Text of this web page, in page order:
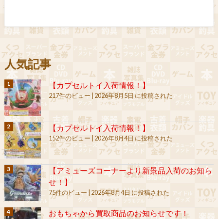
人気記事
【カプセルトイ入荷情報！】
217件のビュー 2026年8月5日 に投稿された
【カプセルトイ入荷情報！】
152件のビュー 2026年8月4日 に投稿された
【アミューズコーナーより新景品入荷のお知ら
せ！】
75件のビュー| 2026年8月4日 に投稿された
おもちゃから買取商品のお知らせです！